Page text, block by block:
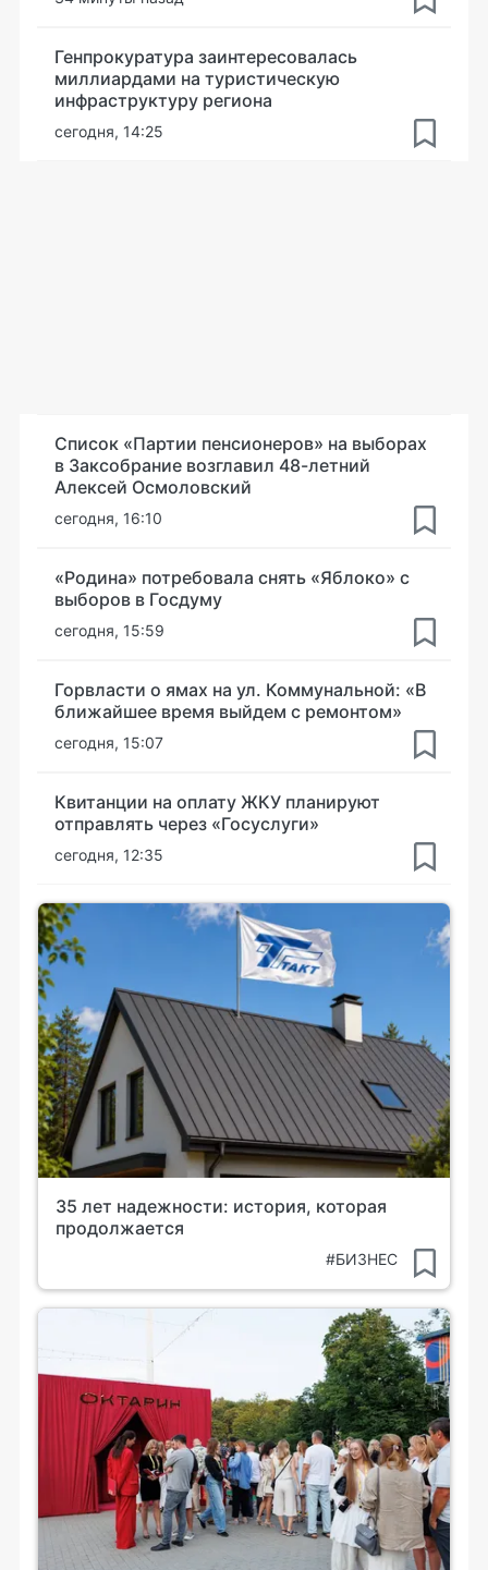
Генпрокуратура заинтересовалась
миллиардами на туристическую
инфраструктуру региона
сегодня, 14:25
Список «Партии пенсионеров» на выборах
в Заксобрание возглавил 48-летний
Алексей Осмоловский
сегодня, 16:10
«Родина» потребовала снять «Яблоко» с
выборов в Госдуму
сегодня, 15:59
Горвласти о ямах на ул. Коммунальной: «В
ближайшее время выйдем с ремонтом»
сегодня, 15:07
Квитанции на оплату ЖКУ планируют
отправлять через «Госуслуги»
сегодня, 12:35
35 лет надежности: история, которая
продолжается
#БИЗНЕС